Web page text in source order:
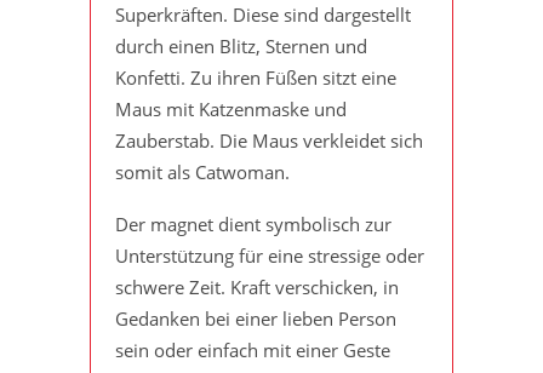
Superkräften. Diese sind dargestellt
durch einen Blitz, Sternen und
Konfetti. Zu ihren Füßen sitzt eine
Maus mit Katzenmaske und
Zauberstab. Die Maus verkleidet sich
somit als Catwoman.
Der magnet dient symbolisch zur
Unterstützung für eine stressige oder
schwere Zeit. Kraft verschicken, in
Gedanken bei einer lieben Person
sein oder einfach mit einer Geste